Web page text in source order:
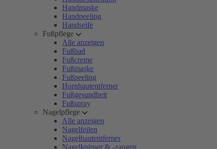
Handmaske
Handpeeling
Handseife
Fußpflege
Alle anzeigen
Fußbad
Fußcreme
Fußmaske
Fußpeeling
Hornhautentferner
Fußgesundheit
Fußspray
Nagelpflege
Alle anzeigen
Nagelfeilen
Nagelhautentferner
Nagelknipser & -zangen